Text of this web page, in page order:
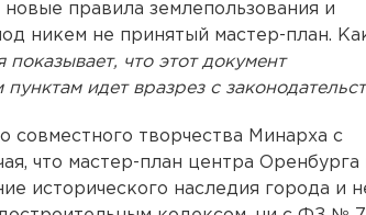
правила землепользования и
никем не принятый мастер-план.
показывает, что этот документ
идет вразрез с
творчества Минарха с
что мастер-план центра Оренбурга
исторического наследия города и